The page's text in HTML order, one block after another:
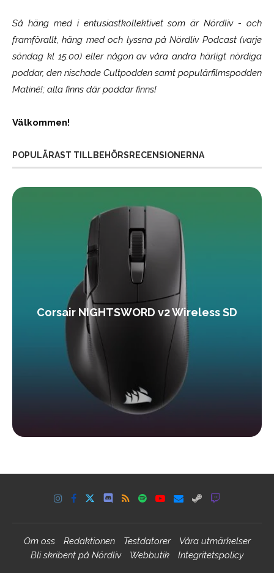
Så häng med i entusiastkollektivet som ärNördliv- och
framförallt, häng med och lyssna på Nördliv Podcast (varje
söndag kl 15.00) eller någon av våra andra härligt nördiga
poddar, den nischade Cultpodden samt populärfilmspodden
Matiné!; alla finns där poddar finns!
Välkommen!
POPULÄRAST TILLBEHÖRSRECENSIONERNA
Corsair NIGHTSWORD v2 Wireless SD
Om oss Redaktionen Testdatorer
Våra utmärkelser
Bli skribent på Nördliv
Webbutik Integritetspolicy